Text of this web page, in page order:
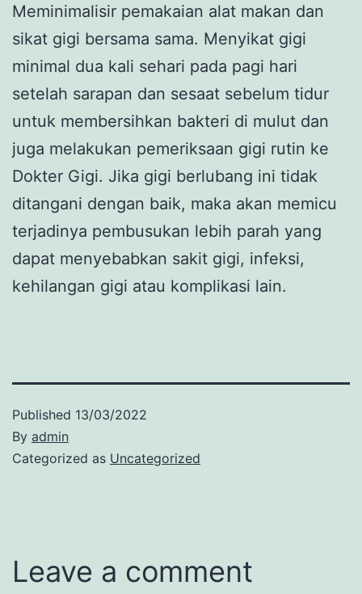
Meminimalisir pemakaian alat makan dan
sikat gigi bersama sama. Menyikat gigi
minimal dua kali sehari pada pagi hari
setelah sarapan dan sesaat sebelum tidur
untuk membersihkan bakteri di mulut dan
juga melakukan pemeriksaan gigi rutin ke
Dokter Gigi. Jika gigi berlubang ini tidak
ditangani dengan baik, maka akan memicu
terjadinya pembusukan lebih parah yang
dapat menyebabkan sakit gigi, infeksi,
kehilangan gigi atau komplikasi lain.
Published 13/03/2022
By admin
Categorized as Uncategorized
Leave a comment